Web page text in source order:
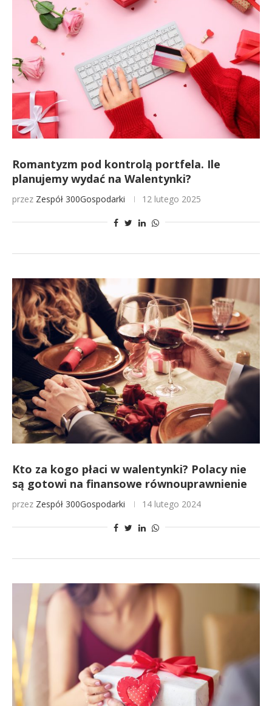
Romantyzm pod kontrolą portfela. Ile
planujemy wydać na Walentynki?
przez Zespół 300Gospodarki 12 lutego 2025
Kto za kogo płaci w walentynki? Polacy nie
są gotowi na finansowe równouprawnienie
przez Zespół 300Gospodarki 14 lutego 2024